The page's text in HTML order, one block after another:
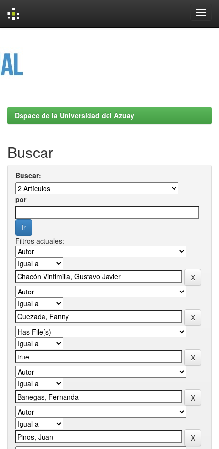
Dspace de la Universidad del Azuay
Buscar
Buscar:
por
Filtros actuales: